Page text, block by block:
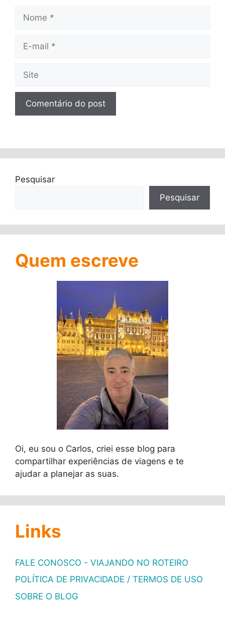
mail
Pesquisar
Pesquisar
Quem escreve
Oi, eu sou o Carlos, criei esse blog para
compartilhar experiências de viagens e te
ajudar a planejar as suas.
Links
FALE CONOSCO - VIAJANDO NO ROTEIRO
POLÍTICA DE PRIVACIDADE / TERMOS DE USO
SOBRE O BLOG